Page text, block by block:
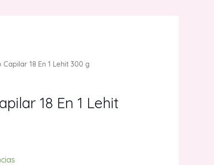
18 En 1 Lehit 300 g
18 En 1 Lehit